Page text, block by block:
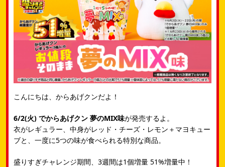
こんにちは、からあげクンだよ！
6/2(火) でからあげクン 夢のMIX味が発売するよ。
衣がレギュラー、中身がレッド・チーズ・レモン＋マヨキュー
ブと、一度に5つの味が食べられる特別な商品。
盛りすぎチャレンジ期間、3週間は1個増量 51%増量中！